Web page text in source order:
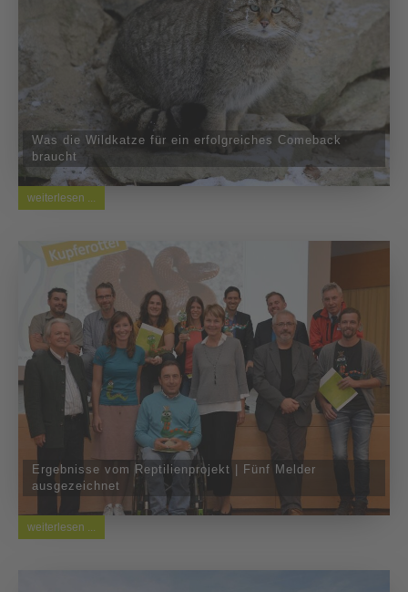
Was die Wildkatze für ein erfolgreiches Comeback
braucht
weiterlesen ...
Ergebnisse vom Reptilienprojekt | Fünf Melder
ausgezeichnet
weiterlesen ...